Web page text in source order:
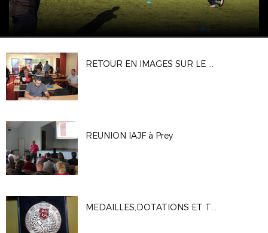
RETOUR EN IMAGES SUR LE STAGE ARBITRES D1 ET D2
REUNION IAJF à Prey
MEDAILLES,DOTATIONS ET TROPHEES